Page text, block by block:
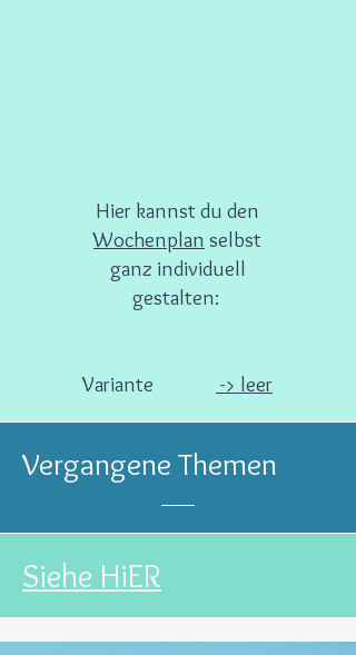
Hier kannst du den
Wochenplan selbst
ganz individuell
gestalten:
Variante -> leer
Vergangene Themen
Siehe HiER